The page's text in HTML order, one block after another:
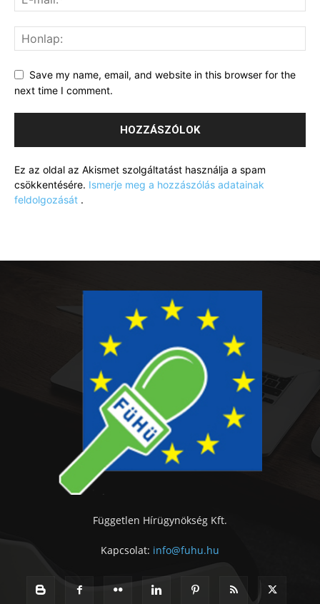
Save my name, email, and website in this browser for the
next time I comment.
Ez az oldal az Akismet szolgáltatást használja a spam
csökkentésére. Ismerje meg a hozzászólás adatainak
feldolgozását .
Független Hírügynökség Kft.
Kapcsolat: info@fuhu.hu